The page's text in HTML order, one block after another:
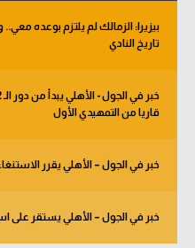
بيزيرا: الزمالك لم يلتزم بوعده
تاريخ النادي
قاريا من التمهيدي الأول
خبر في الجول – الأهلي يقرر
خبر في الجول – الأهلي يستقر على